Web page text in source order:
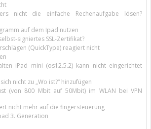
nicht die einfache Rechenaufgabe lösen?
auf dem Ipad nutzen
signiertes SSL-Zertifikat?
(QuickType) reagiert nicht
iPad mini (os12.5.2) kann nicht eingerichtet
nicht zu „Wo ist?“ hinzufügen
(von 800 Mbit auf 50Mbit) im WLAN bei VPN
nicht mehr auf die fingersteuerung
3. Generation